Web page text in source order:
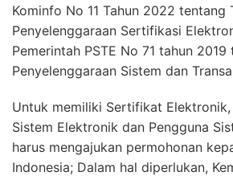
Kominfo No 11 Tahun 2022 tentang
Penyelenggaraan Sertifikasi
Pemerintah PSTE No 71 tahun 2019
Penyelenggaraan Sistem dan
Untuk memiliki Sertifikat Elektronik,
Sistem Elektronik dan Pengguna
harus mengajukan permohonan
Indonesia; Dalam hal diperlukan,